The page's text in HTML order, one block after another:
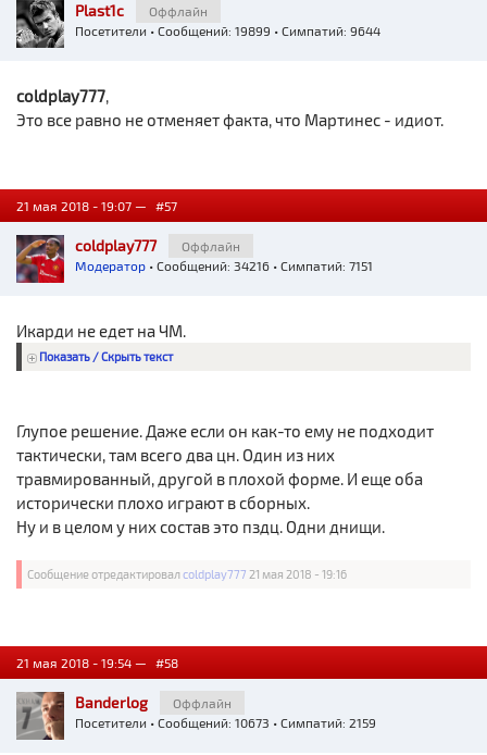
Plast1c
Оффлайн
Посетители • Сообщений: 19899 • Симпатий: 9644
coldplay777,
Это все равно не отменяет факта, что Мартинес - идиот.
21 мая 2018 - 19:07 — #57
coldplay777
Оффлайн
Модератор • Сообщений: 34216 • Симпатий: 7151
Икарди не едет на ЧМ.
Показать / Скрыть текст
Глупое решение. Даже если он как-то ему не подходит
тактически, там всего два цн. Один из них
травмированный, другой в плохой форме. И еще оба
исторически плохо играют в сборных.
Ну и в целом у них состав это пздц. Одни днищи.
Сообщение отредактировалcoldplay777 21 мая 2018 - 19:16
21 мая 2018 - 19:54 — #58
Banderlog
Оффлайн
Посетители • Сообщений: 10673 • Симпатий: 2159